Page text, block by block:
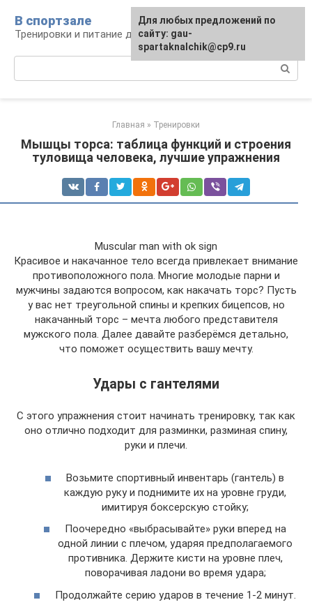
контенту
В спортзале
Тренировки и питание для здоровья
Главная » Тренировки
Мышцы торса: таблица функций и строения
туловища человека, лучшие упражнения
Muscular man with ok sign
Красивое и накачанное тело всегда привлекает внимание
противоположного пола. Многие молодые парни и
мужчины задаются вопросом, как накачать торс? Пусть
у вас нет треугольной спины и крепких бицепсов, но
накачанный торс – мечта любого представителя
мужского пола. Далее давайте разберёмся детально,
что поможет осуществить вашу мечту.
Удары с гантелями
С этого упражнения стоит начинать тренировку, так как
оно отлично подходит для разминки, разминая спину,
руки и плечи.
Возьмите спортивный инвентарь (гантель) в
каждую руку и поднимите их на уровне груди,
имитируя боксерскую стойку;
Поочередно «выбрасывайте» руки вперед на
одной линии с плечом, ударяя предполагаемого
противника. Держите кисти на уровне плеч,
поворачивая ладони во время удара;
Продолжайте серию ударов в течение 1-2 минут.
Для любых предложений по
сайту: gau-
spartaknalchik@cp9.ru